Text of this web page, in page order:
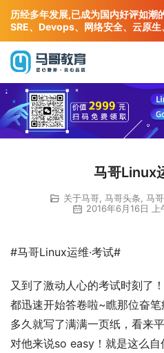
马哥Linux
关于马哥 马哥头条 马
2016年6月16日 上
#马哥Linux运维·考试#
又到了激动人心的考试时刻了
都迅速开始答卷啦~瞧那位奋
多久就写了满满一页纸，看来
对他来说so easy！就是这么自
历经多年发展,已成为国内好评如潮
SRE、Devops、网络安全、云原
业人才培训机构!